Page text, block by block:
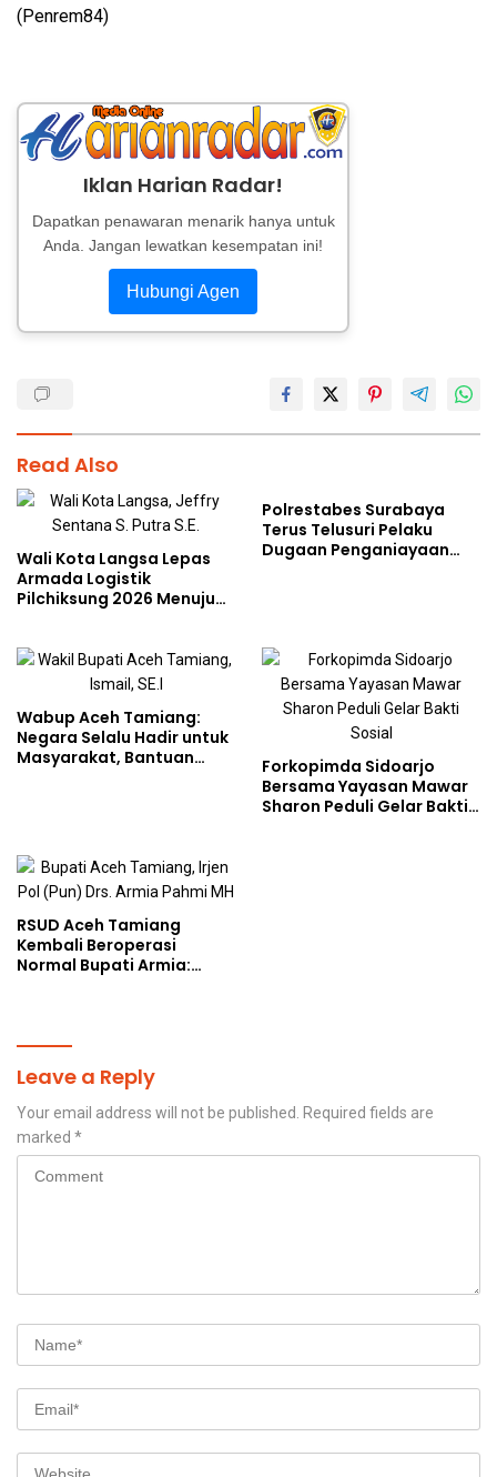
(Penrem84)
Iklan Harian Radar!
Dapatkan penawaran menarik hanya untuk
Anda. Jangan lewatkan kesempatan ini!
Hubungi Agen
Read Also
Wali Kota Langsa Lepas
Armada Logistik
Pilchiksung 2026 Menuju
Polrestabes Surabaya
Terus Telusuri Pelaku
Dugaan Penganiayaan
Wabup Aceh Tamiang:
Negara Selalu Hadir untuk
Masyarakat, Bantuan
Forkopimda Sidoarjo
Bersama Yayasan Mawar
Sharon Peduli Gelar Bakti
RSUD Aceh Tamiang
Kembali Beroperasi
Normal Bupati Armia:
Leave a Reply
Your email address will not be published.
Required fields are
marked *